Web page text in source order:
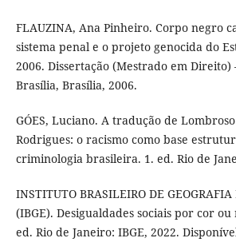
FLAUZINA, Ana Pinheiro. Corpo negro
sistema penal e o projeto genocida do
2006. Dissertação (Mestrado em
Brasília, Brasília, 2006.
GÓES, Luciano. A tradução de
Rodrigues: o racismo como base
criminologia brasileira. 1. ed. Rio de
INSTITUTO BRASILEIRO DE GEOGRAFIA
(IBGE). Desigualdades sociais por cor
ed. Rio de Janeiro: IBGE, 2022.